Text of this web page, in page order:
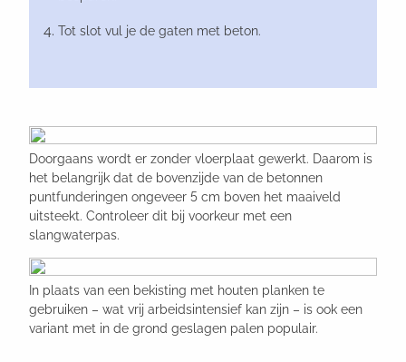
Tot slot vul je de gaten met beton.
Doorgaans wordt er zonder vloerplaat gewerkt. Daarom is
het belangrijk dat de bovenzijde van de betonnen
puntfunderingen ongeveer 5 cm boven het maaiveld
uitsteekt. Controleer dit bij voorkeur met een
slangwaterpas.
In plaats van een bekisting met houten planken te
gebruiken – wat vrij arbeidsintensief kan zijn – is ook een
variant met in de grond geslagen palen populair.